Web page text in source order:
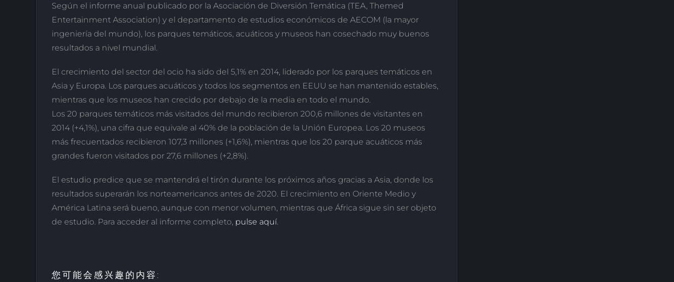
Según el informe anual publicado por la Asociación de Diversión Temática (TEA, Themed
Entertainment Association) y el departamento de estudios económicos de AECOM (la mayor
ingeniería del mundo), los parques temáticos, acuáticos y museos han cosechado muy buenos
resultados a nivel mundial.
El crecimiento del sector del ocio ha sido del 5,1% en 2014, liderado por los parques temáticos en
Asia y Europa. Los parques acuáticos y todos los segmentos en EEUU se han mantenido estables,
mientras que los museos han crecido por debajo de la media en todo el mundo.
Los 20 parques temáticos más visitados del mundo recibieron 200,6 millones de visitantes en
2014 (+4,1%), una cifra que equivale al 40% de la población de la Unión Europea. Los 20 museos
más frecuentados recibieron 107,3 millones (+1,6%), mientras que los 20 parque acuáticos más
grandes fueron visitados por 27,6 millones (+2,8%).
El estudio predice que se mantendrá el tirón durante los próximos años gracias a Asia, donde los
resultados superarán los norteamericanos antes de 2020. El crecimiento en Oriente Medio y
América Latina será bueno, aunque con menor volumen, mientras que África sigue sin ser objeto
de estudio. Para acceder al informe completo, pulse aquí.
您可能会感兴趣的内容: